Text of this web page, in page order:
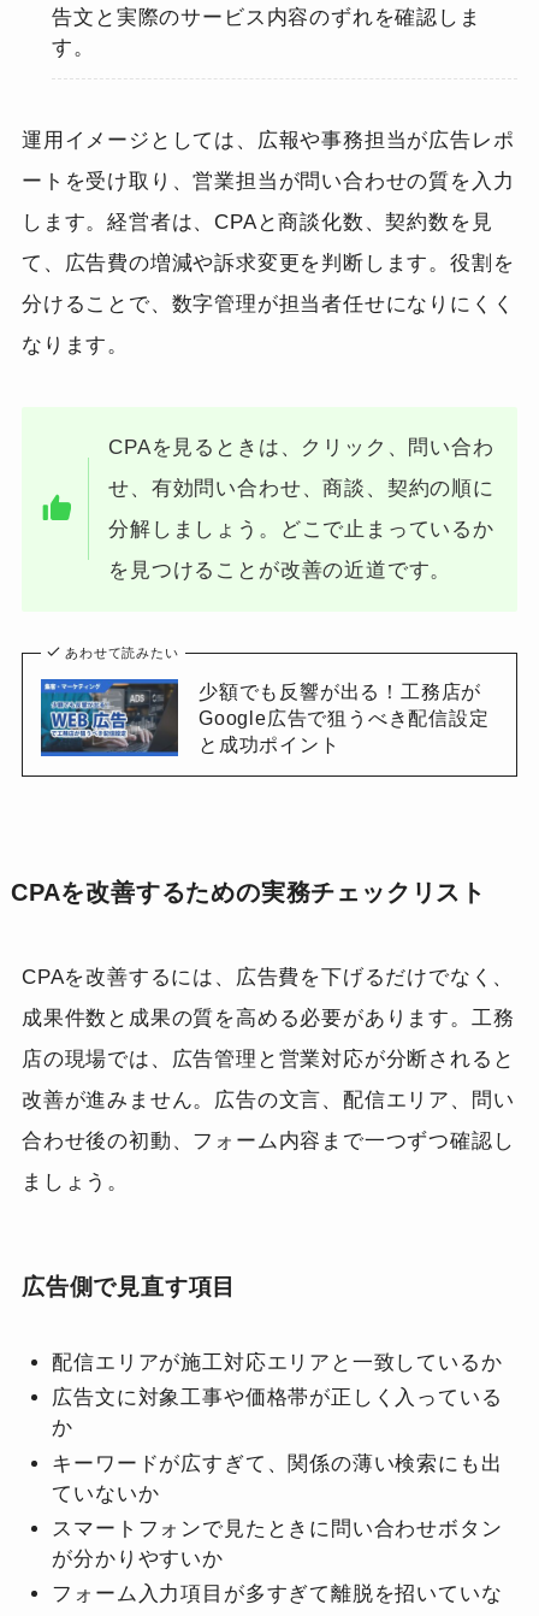
告文と実際のサービス内容のずれを確認しま
す。
運用イメージとしては、広報や事務担当が広告レポ
ートを受け取り、営業担当が問い合わせの質を入力
します。経営者は、CPAと商談化数、契約数を見
て、広告費の増減や訴求変更を判断します。役割を
分けることで、数字管理が担当者任せになりにくく
なります。
CPAを見るときは、クリック、問い合わ
せ、有効問い合わせ、商談、契約の順に
分解しましょう。どこで止まっているか
を見つけることが改善の近道です。
あわせて読みたい
少額でも反響が出る！工務店が
Google広告で狙うべき配信設定
と成功ポイント
CPAを改善するための実務チェックリスト
CPAを改善するには、広告費を下げるだけでなく、
成果件数と成果の質を高める必要があります。工務
店の現場では、広告管理と営業対応が分断されると
改善が進みません。広告の文言、配信エリア、問い
合わせ後の初動、フォーム内容まで一つずつ確認し
ましょう。
広告側で見直す項目
配信エリアが施工対応エリアと一致しているか
広告文に対象工事や価格帯が正しく入っている
か
キーワードが広すぎて、関係の薄い検索にも出
ていないか
スマートフォンで見たときに問い合わせボタン
が分かりやすいか
フォーム入力項目が多すぎて離脱を招いていな